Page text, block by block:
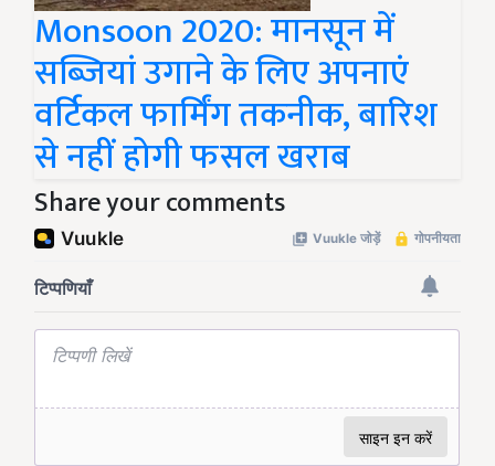
Monsoon 2020: मानसून में
सब्जियां उगाने के लिए अपनाएं
वर्टिकल फार्मिंग तकनीक, बारिश
से नहीं होगी फसल खराब
Share your comments